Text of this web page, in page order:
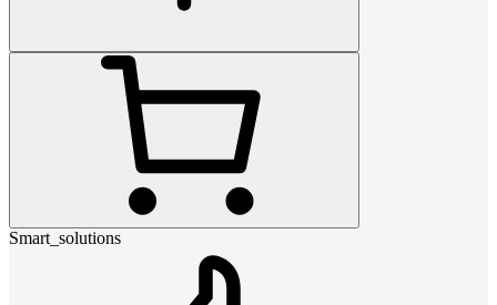
Smart_solutions